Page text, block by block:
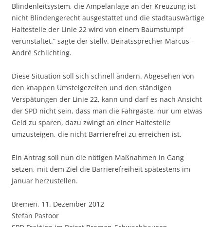
Blindenleitsystem, die Ampelanlage an der Kreuzung ist
nicht Blindengerecht ausgestattet und die stadtauswärtige
Haltestelle der Linie 22 wird von einem Baumstumpf
verunstaltet.“ sagte der stellv. Beiratssprecher Marcus –
André Schlichting.
Diese Situation soll sich schnell ändern. Abgesehen von
den knappen Umsteigezeiten und den ständigen
Verspätungen der Linie 22, kann und darf es nach Ansicht
der SPD nicht sein, dass man die Fahrgäste, nur um etwas
Geld zu sparen, dazu zwingt an einer Haltestelle
umzusteigen, die nicht Barrierefrei zu erreichen ist.
Ein Antrag soll nun die nötigen Maßnahmen in Gang
setzen, mit dem Ziel die Barrierefreiheit spätestens im
Januar herzustellen.
Bremen, 11. Dezember 2012
Stefan Pastoor